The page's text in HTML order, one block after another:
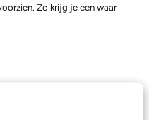
Zo krijg je een waar